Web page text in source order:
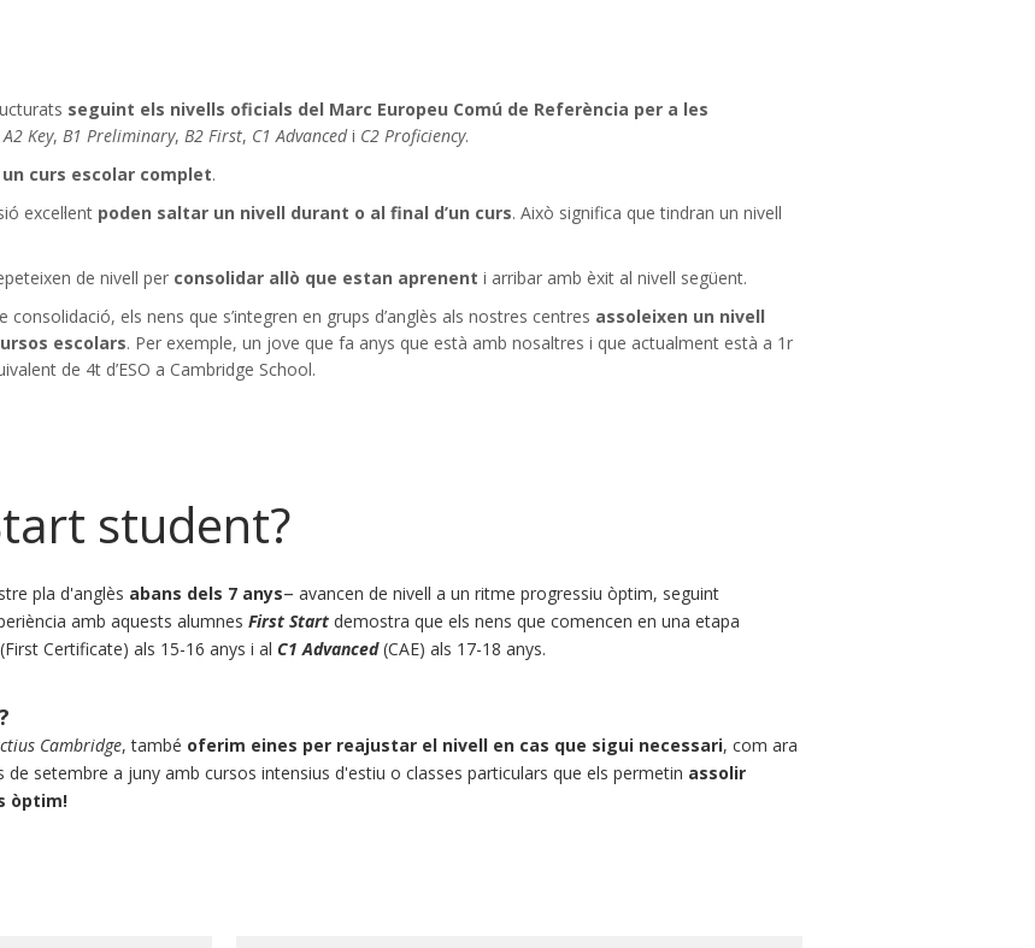
seguint els nivells oficials del Marc Europeu Comú de Referència per a les
A2 Key, B1 Preliminary, B2 First, C1 Advancedi C2 Proficiency.
curs escolar complet.
excel·lent poden saltar un nivell durant o al final d’un curs. Això significa que tindran un nivell
de nivell per consolidar allò que estan aprenent i arribar amb èxit al nivell següent.
els nens que s’integren en grups d’anglès als nostres centres assoleixen un nivell
escolars. Per exemple, un jove que fa anys que està amb nosaltres i que actualment està a 1r
de 4t d’ESO a Cambridge School.
student?
pla d'anglès abans dels 7 anys– avancen de nivell a un ritme progressiu òptim, seguint
amb aquests alumnes First Start demostra que els nens que comencen en una etapa
(First Certificate) als 15-16 anys i al C1 Advanced(CAE) als 17-18 anys.
Cambridge, també oferim eines per reajustar el nivell en cas que sigui necessari, com ara
setembre a juny amb cursos intensius d'estiu o classes particulars que els permetin assolir
òptim!